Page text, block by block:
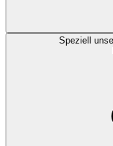
Speziell